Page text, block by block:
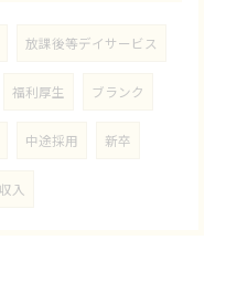
放課後等デイサービス
福利厚生 ブランク
中途採用 新卒
入